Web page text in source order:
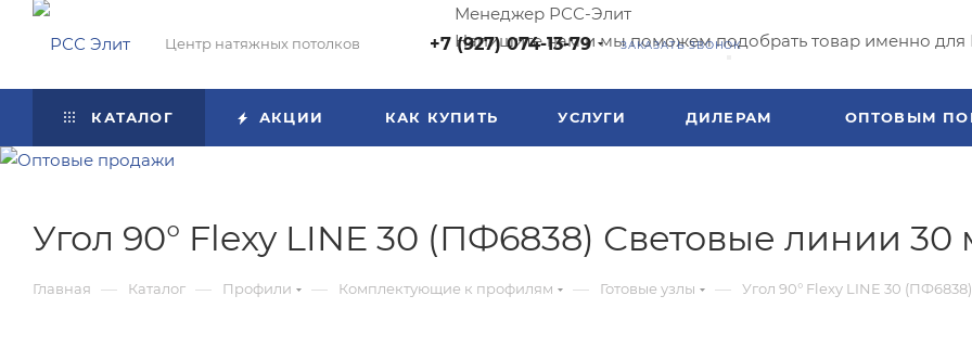
Менеджер РСС-Элит
Напишите нам и мы поможем подобрать товар именно для
Центр натяжных потолков +7 (927) 074-13-79 ЗАКАЗАТЬ ЗВОНОК
КАТАЛОГ АКЦИИ КАК КУПИТЬ УСЛУГИ ДИЛЕРАМ ОПТОВЫМ
Угол 90° Flexy LINE 30 (ПФ6838) Световые линии
Главная — Каталог — Профили — Комплектующие к профилям — Готовые узлы — Угол 90° Flexy LINE 30